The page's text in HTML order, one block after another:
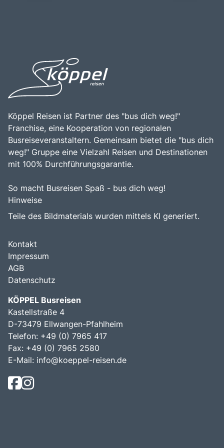
natürlichen Lebensraum zu beobachten, zu genießen.
Köppel Reisen ist Partner des "bus dich weg!"
Franchise, eine Kooperation von regionalen
Busreiseveranstaltern. Gemeinsam bietet die "bus dich
weg!" Gruppe eine Vielzahl Reisen und Destinationen
mit 100% Durchführungsgarantie.
So macht Busreisen Spaß - bus dich weg!
Hinweise
Teile des Bildmaterials wurden mittels KI generiert.
Kontakt
Impressum
AGB
Datenschutz
KÖPPEL Busreisen
Kastellstraße 4
D-73479 Ellwangen-Pfahlheim
Telefon: +49 (0) 7965 417
Fax: +49 (0) 7965 2580
E-Mail: info@koeppel-reisen.de